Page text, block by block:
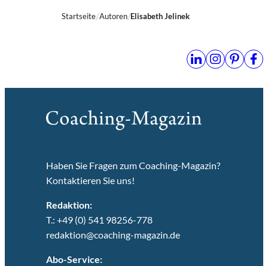
Startseite Autoren Elisabeth Jelinek
Haben Sie Fragen zum Coaching-Magazin?
Kontaktieren Sie uns!
Redaktion:
T.: +49 (0) 541 98256-778
redaktion@coaching-magazin.de
Abo-Service: